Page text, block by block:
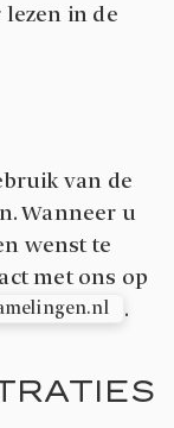
in de
van de
Wanneer u
wenst te
met ons op
.